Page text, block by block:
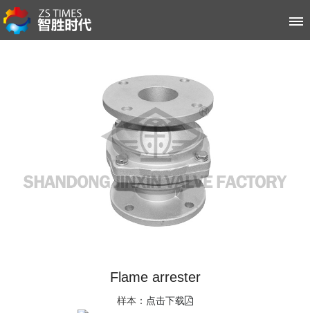
关于智胜时代
空压机系列
冷水机系列
客户案例
新闻资讯
联系我们
Flame arrester
样本： 点击下载